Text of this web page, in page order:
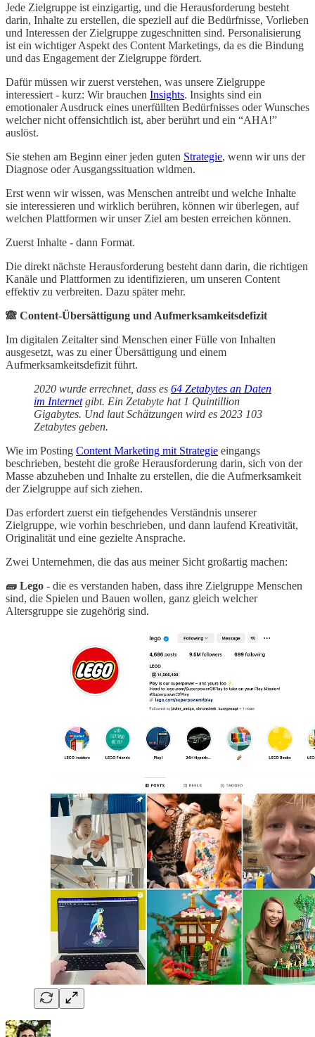
Jede Zielgruppe ist einzigartig, und die Herausforderung besteht
darin, Inhalte zu erstellen, die speziell auf die Bedürfnisse, Vorlieben
und Interessen der Zielgruppe zugeschnitten sind. Personalisierung
ist ein wichtiger Aspekt des Content Marketings, da es die Bindung
und das Engagement der Zielgruppe fördert.
Dafür müssen wir zuerst verstehen, was unsere Zielgruppe
interessiert - kurz: Wir brauchen Insights. Insights sind ein
emotionaler Ausdruck eines unerfüllten Bedürfnisses oder Wunsches
welcher nicht offensichtlich ist, aber berührt und ein “AHA!”
auslöst.
Sie stehen am Beginn einer jeden guten Strategie, wenn wir uns der
Diagnose oder Ausgangssituation widmen.
Erst wenn wir wissen, was Menschen antreibt und welche Inhalte
sie interessieren und wirklich berühren, können wir überlegen, auf
welchen Plattformen wir unser Ziel am besten erreichen können.
Zuerst Inhalte - dann Format.
Die direkt nächste Herausforderung besteht dann darin, die richtigen
Kanäle und Plattformen zu identifizieren, um unseren Content
effektiv zu verbreiten. Dazu später mehr.
🙈 Content-Übersättigung und Aufmerksamkeitsdefizit
Im digitalen Zeitalter sind Menschen einer Fülle von Inhalten
ausgesetzt, was zu einer Übersättigung und einem
Aufmerksamkeitsdefizit führt.
2020 wurde errechnet, dass es 64 Zetabytes an Daten
im Internetgibt. Ein Zetabyte hat 1 Quintillion
Gigabytes. Und laut Schätzungen wird es 2023 103
Zetabytes geben.
Wie im Posting Content Marketing mit Strategie eingangs
beschrieben, besteht die große Herausforderung darin, sich von der
Masse abzuheben und Inhalte zu erstellen, die die Aufmerksamkeit
der Zielgruppe auf sich ziehen.
Das erfordert zuerst ein tiefgehendes Verständnis unserer
Zielgruppe, wie vorhin beschrieben, und dann laufend Kreativität,
Originalität und eine gezielte Ansprache.
Zwei Unternehmen, die das aus meiner Sicht großartig machen:
🧱 Lego - die es verstanden haben, dass ihre Zielgruppe Menschen
sind, die Spielen und Bauen wollen, ganz gleich welcher
Altersgruppe sie zugehörig sind.